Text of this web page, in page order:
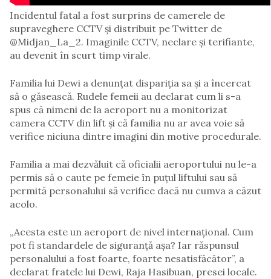
Incidentul fatal a fost surprins de camerele de
supraveghere CCTV și distribuit pe Twitter de
@Midjan_La_2. Imaginile CCTV, neclare și terifiante,
au devenit în scurt timp virale.
Familia lui Dewi a denunțat dispariția sa și a încercat
să o găsească. Rudele femeii au declarat cum li s-a
spus că nimeni de la aeroport nu a monitorizat
camera CCTV din lift și că familia nu ar avea voie să
verifice niciuna dintre imagini din motive procedurale.
Familia a mai dezvăluit că oficialii aeroportului nu le-a
permis să o caute pe femeie în puțul liftului sau să
permită personalului să verifice dacă nu cumva a căzut
acolo.
„Acesta este un aeroport de nivel internațional. Cum
pot fi standardele de siguranță așa? Iar răspunsul
personalului a fost foarte, foarte nesatisfăcător”, a
declarat fratele lui Dewi, Raja Hasibuan, presei locale.